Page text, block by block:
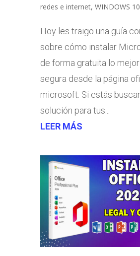
redes e internet, WINDOWS 10
Hoy les traigo una guía
sobre cómo instalar
de forma gratuita lo
segura desde la página
microsoft. Si estás
solución para tus...
LEER MÁS